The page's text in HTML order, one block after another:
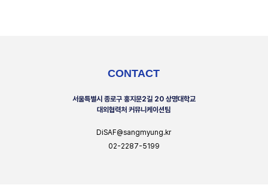
CONTACT
서울특별시 종로구 홍지문2길 20 상명대학교
대외협력처 커뮤니케이션팀
DiSAF@sangmyung.kr
02-2287-5199